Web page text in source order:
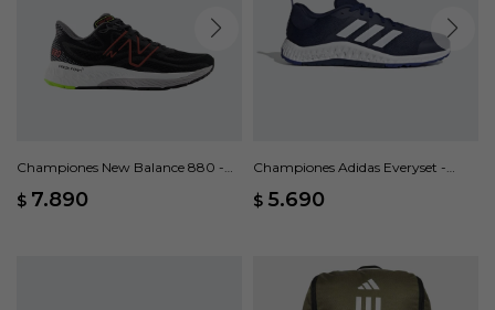
Championes New Balance 880 -
$ 7.890
Championes Adidas Everyset -
$ 5.690